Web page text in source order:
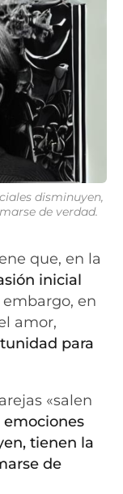
disminuyen,
de verdad.
que, en la
inicial
embargo, en
amor,
para
«salen
emociones
tienen la
de